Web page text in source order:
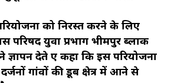
को निरस्त करने के लिए
परिषद युवा प्रभाग भीमपुर ब्लाक
ज्ञापन देते हुए कहा कि इस परियोजना
गांवों की डूब क्षेत्र में आने से